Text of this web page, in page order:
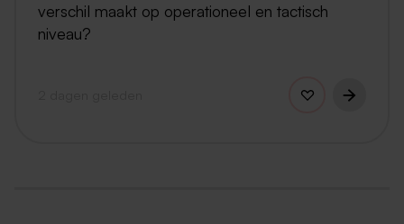
verschil maakt op operationeel en tactisch
niveau?